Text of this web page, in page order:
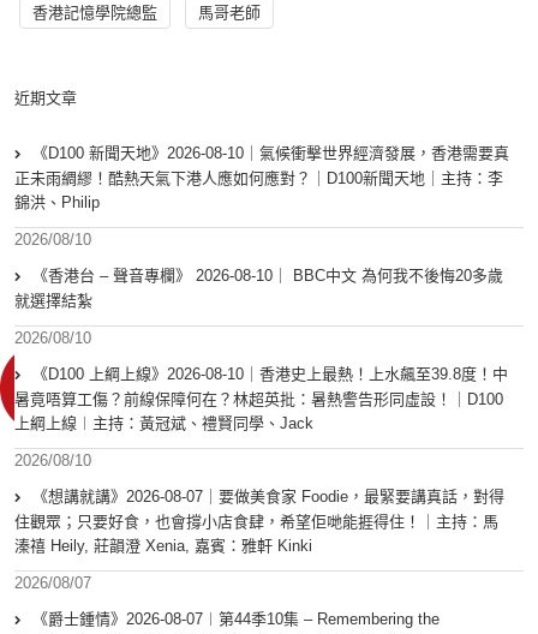
香港記憶學院總監 馬哥老師
近期文章
《D100 新聞天地》2026-08-10｜氣候衝擊世界經濟發展，香港需要真
正未雨綢繆！酷熱天氣下港人應如何應對？｜D100新聞天地｜主持：李
錦洪、Philip
2026/08/10
《香港台 – 聲音專欄》 2026-08-10｜ BBC中文 為何我不後悔20多歲
就選擇結紮
2026/08/10
《D100 上綱上線》2026-08-10｜香港史上最熱！上水飆至39.8度！中
暑竟唔算工傷？前線保障何在？林超英批：暑熱警告形同虛設！｜D100
上綱上線︱主持：黃冠斌、禮賢同學、Jack
2026/08/10
《想講就講》2026-08-07｜要做美食家 Foodie，最緊要講真話，對得
住觀眾；只要好食，也會撐小店食肆，希望佢哋能捱得住！｜主持：馬
溱禧 Heily, 莊韻澄 Xenia, 嘉賓：雅軒 Kinki
2026/08/07
《爵士鍾情》2026-08-07︱第44季10集 – Remembering the